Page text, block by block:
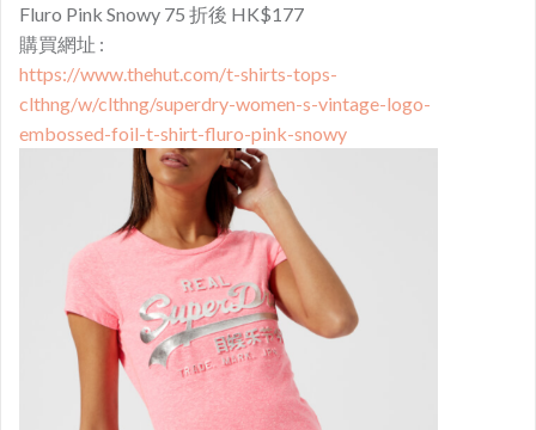
Fluro Pink Snowy 75 折後 HK$177
購買網址 :
https://www.thehut.com/t-shirts-tops-
clthng/w/clthng/superdry-women-s-vintage-logo-
embossed-foil-t-shirt-fluro-pink-snowy